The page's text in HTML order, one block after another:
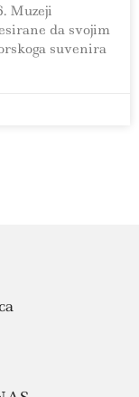
Muzeji
da svojim
suvenira